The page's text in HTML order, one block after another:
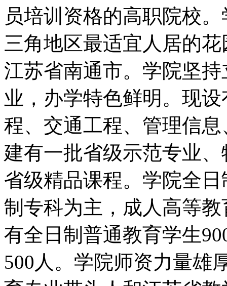
员培训资格的高职院校
三角地区最适宜人居的
江苏省南通市。学院坚
业，办学特色鲜明。现
程、交通工程、管理信
建有一批省级示范专业
省级精品课程。学院全
制专科为主，成人高等
有全日制普通教育学生
500人。学院师资力量雄